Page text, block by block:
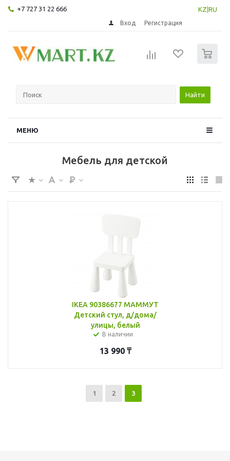
+7 727 31 22 666 KZ RU
Вход Регистрация
Найти
МЕНЮ
Мебель для детской
IKEA 90386677 МАММУТ
Детский стул, д/дома/
улицы, белый
В наличии
13 990₸
1 2 3